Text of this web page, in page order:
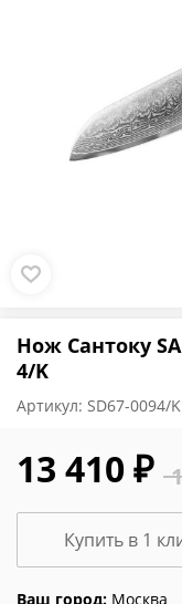
Нож Сантоку
4/K
Артикул: SD67-0094/K
13 410 ₽
Ваш город: Москва
Купить в 1